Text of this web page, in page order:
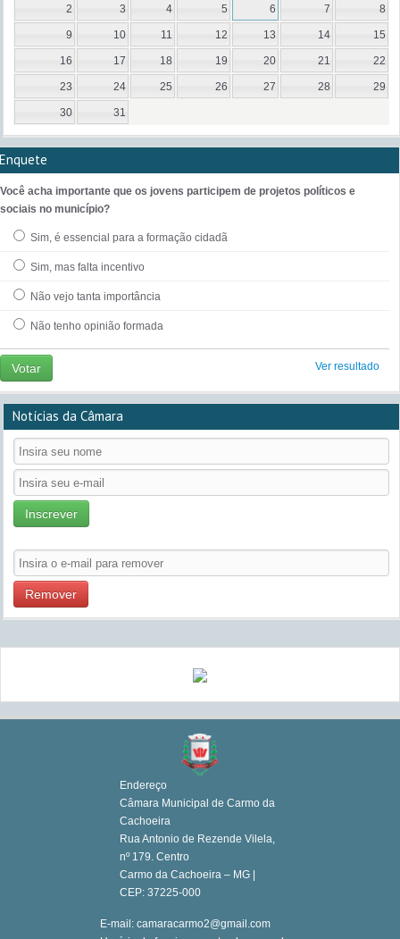
2 3 4 5 6 7 8
9 10 11 12 13 14 15
16 17 18 19 20 21 22
23 24 25 26 27 28 29
30 31
Enquete
Você acha importante que os jovens participem de projetos políticos e
sociais no município?
Sim, é essencial para a formação cidadã
Sim, mas falta incentivo
Não vejo tanta importância
Não tenho opinião formada
Votar Ver resultado
Notícias da Câmara
Inscrever
Remover
Endereço
Câmara Municipal de Carmo da
Cachoeira
Rua Antonio de Rezende Vilela,
nº 179. Centro
Carmo da Cachoeira – MG |
CEP: 37225-000
E-mail: camaracarmo2@gmail.com